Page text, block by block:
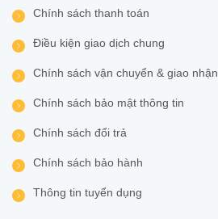
Chính sách thanh toán
Điều kiện giao dịch chung
Chính sách vận chuyển & giao nhận
Chính sách bảo mật thông tin
Chính sách đổi trả
Chính sách bảo hành
Thông tin tuyển dụng